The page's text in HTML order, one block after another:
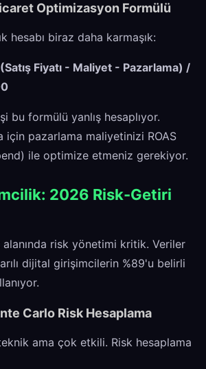
Optimizasyon Formülü
hesabı biraz daha karmaşık:
Fiyatı - Maliyet - Pazarlama) /
bu formülü yanlış hesaplıyor.
için pazarlama maliyetinizi ROAS
ile optimize etmeniz gerekiyor.
2026 Risk-Getiri
risk yönetimi kritik. Veriler
dijital girişimcilerin %89'u belirli
Carlo Risk Hesaplama
ama çok etkili. Risk hesaplama